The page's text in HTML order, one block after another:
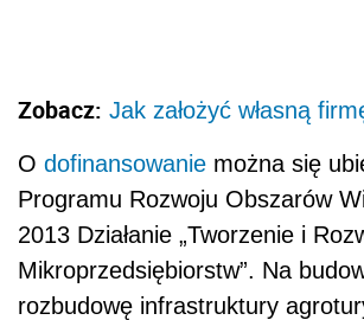
Zobacz: Jak założyć własną
O dofinansowanie można się
Programu Rozwoju Obszarów
2013 Działanie „Tworzenie i
Mikroprzedsiębiorstw”. Na
rozbudowę infrastruktury